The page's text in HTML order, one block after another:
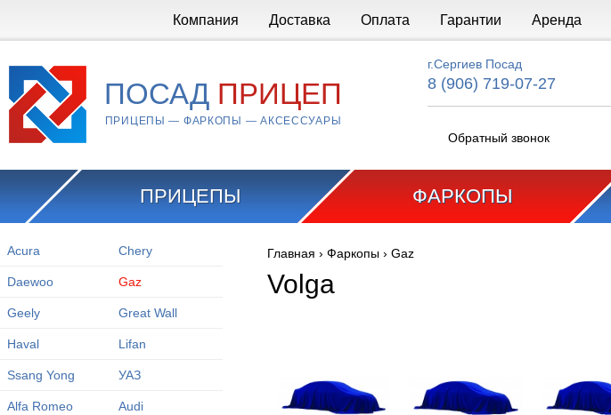
Компания Доставка Оплата Гарантии Аренда
ПОСАД ПРИЦЕП
ПРИЦЕПЫ — ФАРКОПЫ — АКСЕССУАРЫ
г.Сергиев Посад
8 (906) 719-07-27
Обратный звонок
ПРИЦЕПЫ ФАРКОПЫ
Acura Chery
Daewoo Gaz
Geely Great Wall
Haval Lifan
Ssang Yong УАЗ
Alfa Romeo Audi
Вы здесь
Главная › Фаркопы › Gaz
Volga